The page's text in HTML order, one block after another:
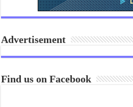
Advertisement
Find us on Facebook